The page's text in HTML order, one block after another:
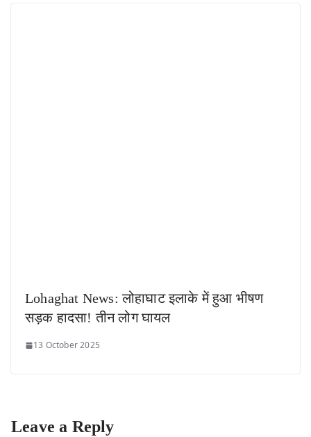
Lohaghat News: लोहाघाट इलाके में हुआ भीषण
सड़क हादसा! तीन लोग घायल
13 October 2025
Leave a Reply